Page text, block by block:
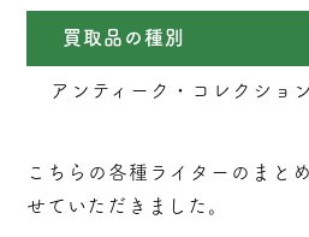
買取品の種別
アンティーク・コレクショ
こちらの各種ライターのまと
せていただきました。